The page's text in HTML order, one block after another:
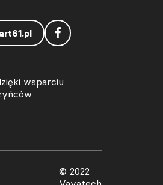
wsparciu
© 2022